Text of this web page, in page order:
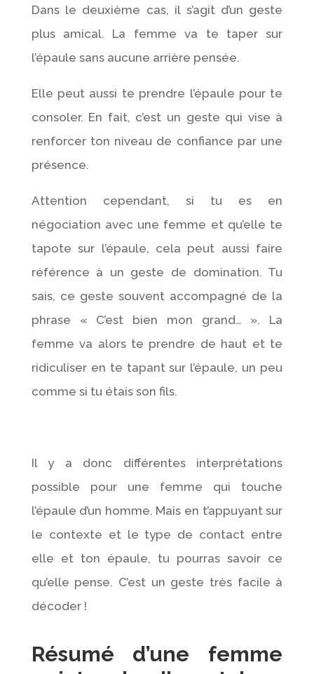
Dans le deuxième cas, il s’agit d’un geste
plus amical. La femme va te taper sur
l’épaule sans aucune arrière pensée.
Elle peut aussi te prendre l’épaule pour te
consoler. En fait, c’est un geste qui vise à
renforcer ton niveau de confiance par une
présence.
Attention cependant, si tu es en
négociation avec une femme et qu’elle te
tapote sur l’épaule, cela peut aussi faire
référence à un geste de domination. Tu
sais, ce geste souvent accompagné de la
phrase « C’est bien mon grand… ». La
femme va alors te prendre de haut et te
ridiculiser en te tapant sur l’épaule, un peu
comme si tu étais son fils.
Il y a donc différentes interprétations
possible pour une femme qui touche
l’épaule d’un homme. Mais en t’appuyant sur
le contexte et le type de contact entre
elle et ton épaule, tu pourras savoir ce
qu’elle pense. C’est un geste très facile à
décoder !
Résumé d’une femme